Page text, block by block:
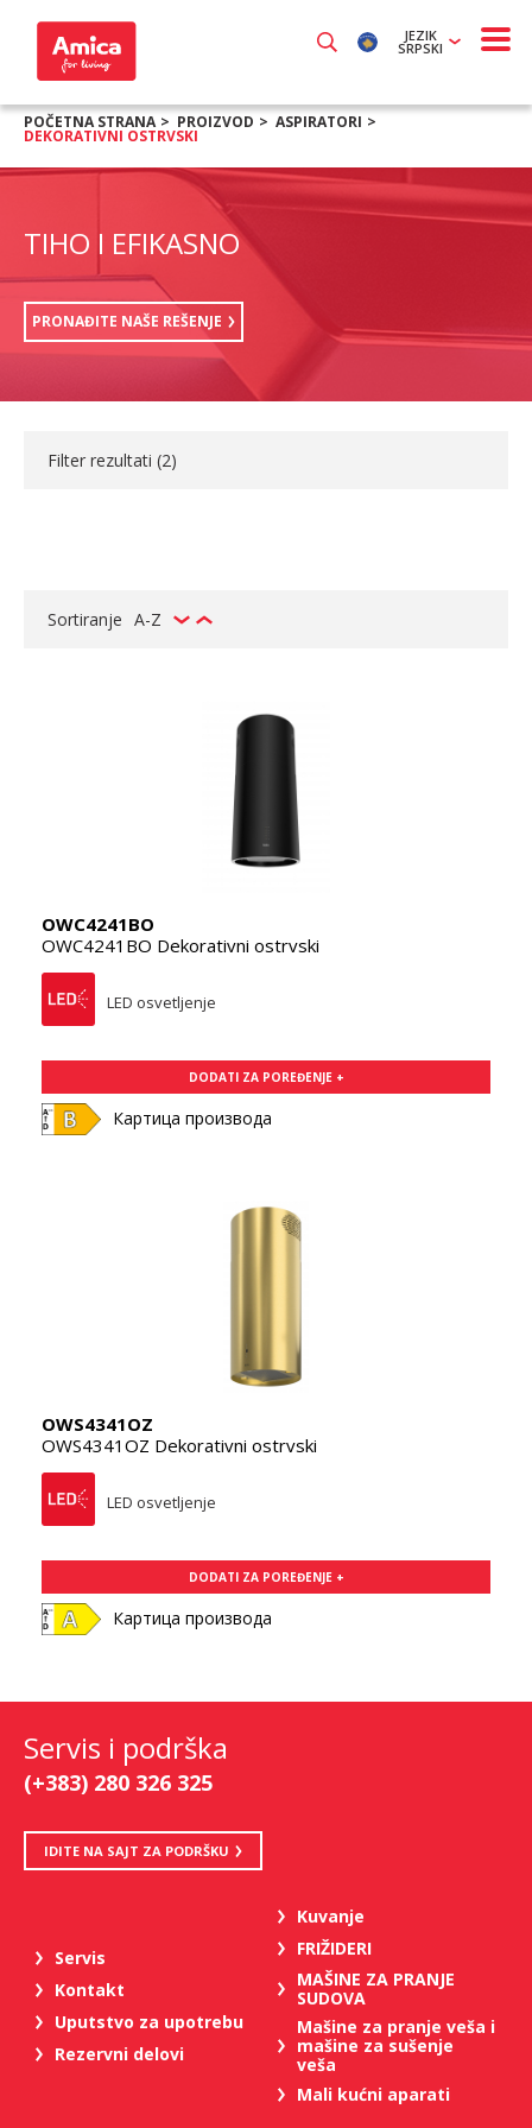
JEZIK
SRPSKI
POČETNA STRANA PROIZVOD ASPIRATORI
DEKORATIVNI OSTRVSKI
TIHO I EFIKASNO
PRONAĐITE NAŠE REŠENJE
Filter rezultati (2)
Sortiranje A-Z
OWC4241BO
OWC4241BO Dekorativni ostrvski
LED osvetljenje
DODATI ZA POREĐENJE +
Картица производа
OWS4341OZ
OWS4341OZ Dekorativni ostrvski
LED osvetljenje
DODATI ZA POREĐENJE +
Картица производа
Servis i podrška
(+383) 280 326 325
IDITE NA SAJT ZA PODRŠKU
Servis
Kontakt
Uputstvo za upotrebu
Rezervni delovi
Kuvanje
FRIŽIDERI
MAŠINE ZA PRANJE
SUDOVA
Mašine za pranje veša i
mašine za sušenje
veša
Mali kućni aparati